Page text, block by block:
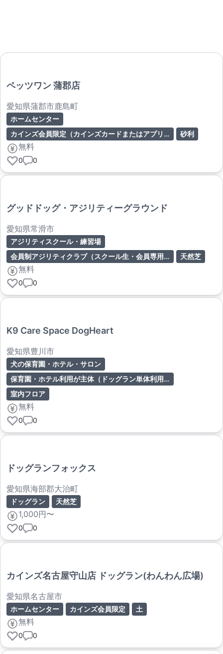
ペッツワン 蒲郡店
愛知県蒲郡市鹿島町
ホームセンター
カインズ会員限定（カインズカードまたはアプリ提示）
砂利
無料
0 0
グッドドッグ・アジリティーグラウンド
愛知県常滑市
アジリティスクール・練習場
会員制アジリティクラブ（スクール生・会員専用）
天然芝
無料
0 0
K9 Care Space DogHeart
愛知県豊川市
犬の保育園・ホテル・サロン
保育園・ホテル利用が主体（ドッグラン単体利用は要確認）
室内フロア
無料
0 0
ドッグランフォックス
愛知県海部郡大治町
ドッグラン 天然芝
1,000円〜
0 0
カインズ名古屋守山店 ドッグラン(わんわん広場)
愛知県名古屋市
ホームセンター カインズ会員限定 土
無料
0 0